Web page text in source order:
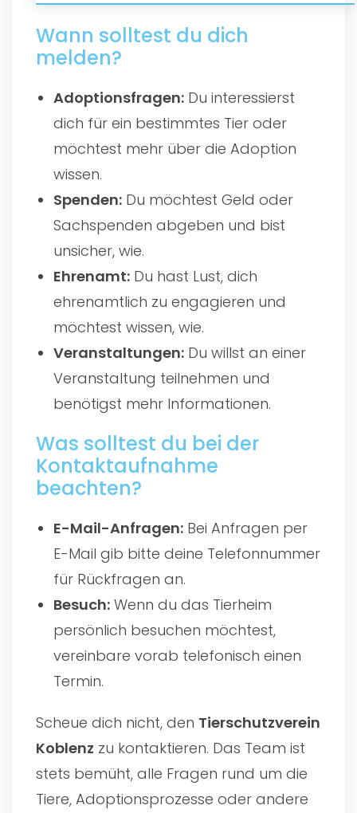
Wann solltest du dich
melden?
Adoptionsfragen: Du interessierst
dich für ein bestimmtes Tier oder
möchtest mehr über die Adoption
wissen.
Spenden: Du möchtest Geld oder
Sachspenden abgeben und bist
unsicher, wie.
Ehrenamt: Du hast Lust, dich
ehrenamtlich zu engagieren und
möchtest wissen, wie.
Veranstaltungen: Du willst an einer
Veranstaltung teilnehmen und
benötigst mehr Informationen.
Was solltest du bei der
Kontaktaufnahme
beachten?
E-Mail-Anfragen: Bei Anfragen per
E-Mail gib bitte deine Telefonnummer
für Rückfragen an.
Besuch: Wenn du das Tierheim
persönlich besuchen möchtest,
vereinbare vorab telefonisch einen
Termin.
Scheue dich nicht, den Tierschutzverein
Koblenz zu kontaktieren. Das Team ist
stets bemüht, alle Fragen rund um die
Tiere, Adoptionsprozesse oder andere